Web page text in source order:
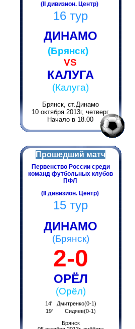
(II дивизион. Центр)
16 тур
ДИНАМО
(Брянск)
VS
КАЛУГА
(Калуга)
Брянск, ст.Динамо
10 октября 2013г, четверг
Начало в 18.00
Прошедший матч
Первенство России среди
команд футбольных клубов
ПФЛ
(II дивизион. Центр)
15 тур
ДИНАМО
(Брянск)
2-0
ОРЁЛ
(Орёл)
14' Дмитренко(0-1)
19' Сидяев(0-1)
Брянск